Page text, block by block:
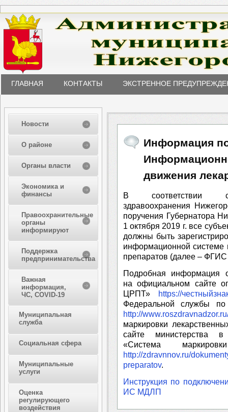
ГЛАВНАЯ КОНТАКТЫ ЭКСТРЕННОЕ
Новости
О районе
Органы власти
Экономика и
финансы
Правоохранительные
органы
информируют
Поддержка
предпринимательства
Важная
информация,
ЧС, COVID-19
Муниципальная
служба
Социальная сфера
Муниципальные
услуги
Оценка
регулирующего
воздействия
Информация
движения
В соответствии
здравоохранения
поручения Губернатора
1 октября 2019 г. все
должны быть
информационной системе
препаратов (далее –
Подробная
на официальном сайте
ЦРПТ»
https://
Федеральной службы
http://
маркировки
сайте министерства
«Система
http://zdravnnov.ru/
preparatov.
Инструкция по
ИС МДЛП